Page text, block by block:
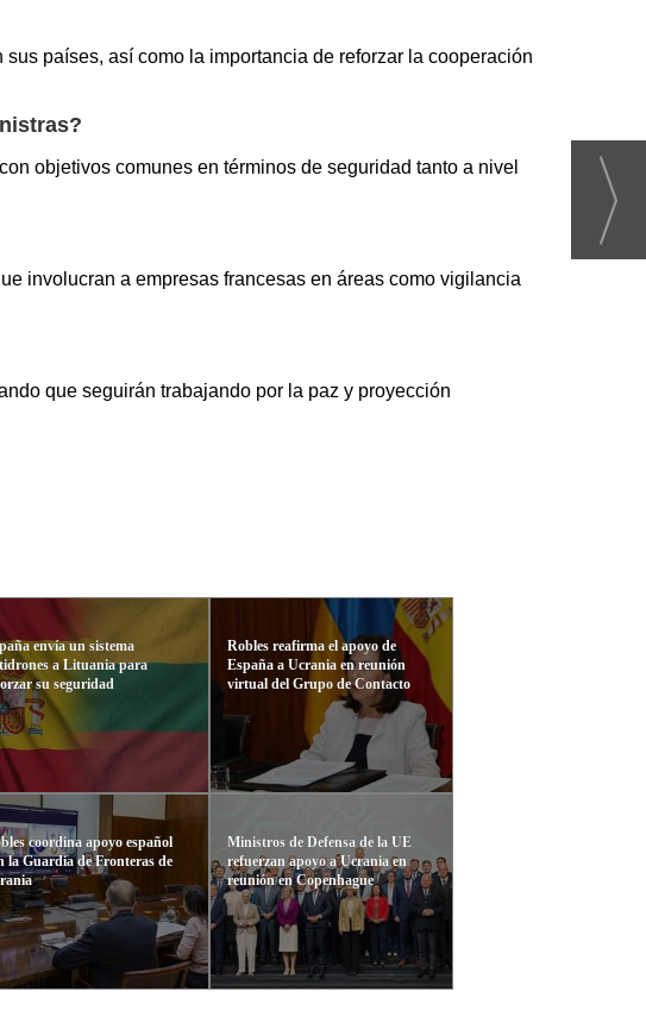
países, así como la importancia de reforzar la cooperación
objetivos comunes en términos de seguridad tanto a nivel
involucran a empresas francesas en áreas como vigilancia
que seguirán trabajando por la paz y proyección
envía un sistema
a Lituania para
su seguridad
coordina apoyo español
la Guardia de Fronteras de
Robles reafirma el apoyo de
España a Ucrania en reunión
virtual del Grupo de Contacto
Ministros de Defensa de la UE
refuerzan apoyo a Ucrania en
reunión en Copenhague